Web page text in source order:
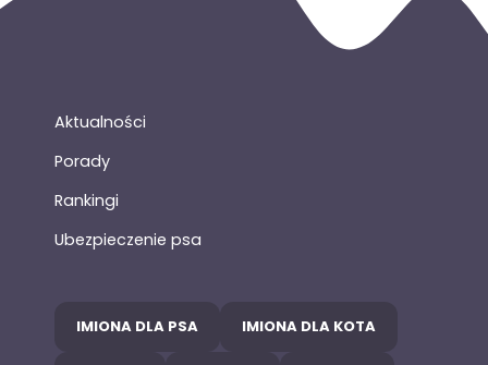
Aktualności
Porady
Rankingi
Ubezpieczenie psa
IMIONA DLA PSA IMIONA DLA KOTA